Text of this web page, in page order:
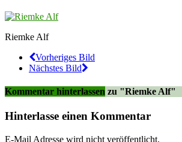
Riemke Alf
Vorheriges Bild
Nächstes Bild
Kommentar hinterlassen zu "Riemke Alf"
Hinterlasse einen Kommentar
E-Mail Adresse wird nicht veröffentlicht.